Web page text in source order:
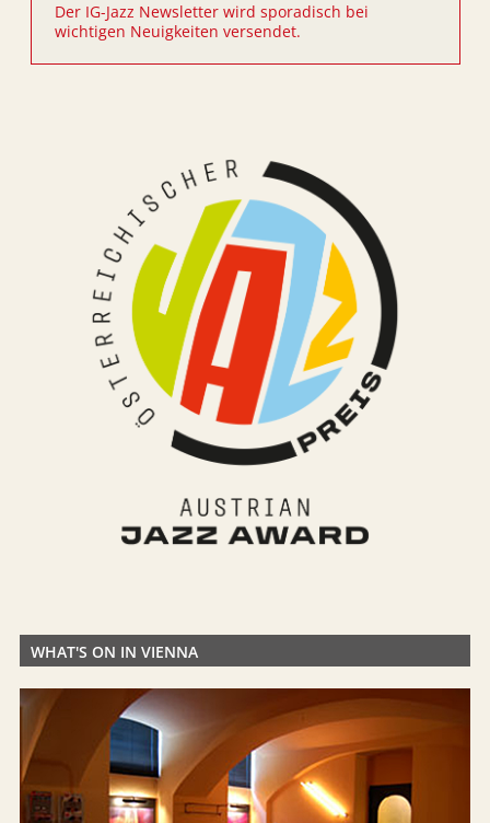
Der IG-Jazz Newsletter wird sporadisch bei
wichtigen Neuigkeiten versendet.
WHAT'S ON IN VIENNA